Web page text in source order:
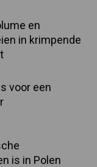
en
in krimpende
voor een
is in Polen